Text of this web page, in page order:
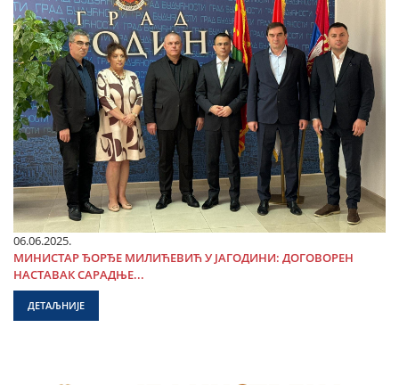
06.06.2025.
МИНИСТАР ЂОРЂЕ МИЛИЋЕВИЋ У ЈАГОДИНИ: ДОГОВОРЕН
НАСТАВАК САРАДЊЕ...
ДЕТАЉНИЈЕ